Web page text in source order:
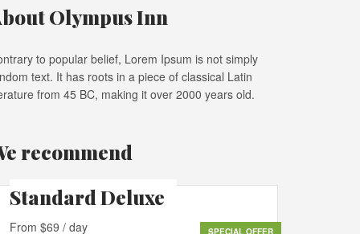
Olympus Inn
to popular belief, Lorem Ipsum is not simply
text. It has roots in a piece of classical Latin
from 45 BC, making it over 2000 years old.
recommend
Standard Deluxe
From $69 / day SPECIAL OFFER